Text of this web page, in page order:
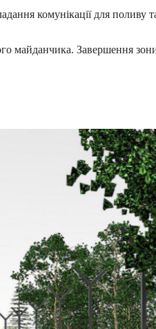
комунікації для поливу
майданчика. Завершення